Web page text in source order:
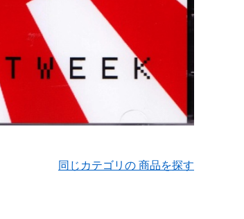
同じカテゴリの 商品を探す